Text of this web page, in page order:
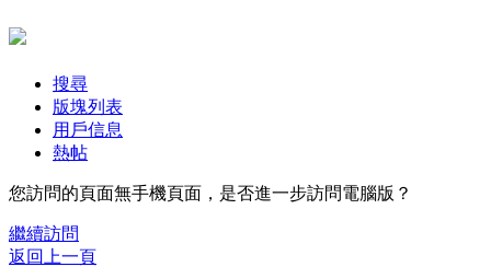
搜尋
版塊列表
用戶信息
熱帖
您訪問的頁面無手機頁面，是否進一步訪問電腦版？
繼續訪問
返回上一頁